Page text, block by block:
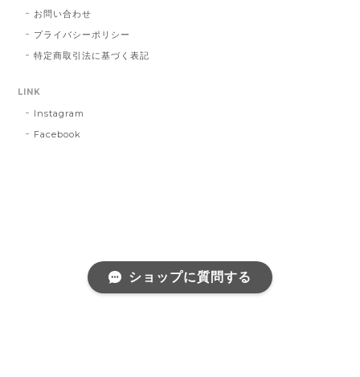
お問い合わせ
プライバシーポリシー
特定商取引法に基づく表記
LINK
Instagram
Facebook
ショップに質問する